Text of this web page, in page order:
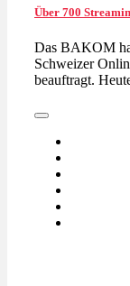
Über 700
Das BAKOM
Schweizer
beauftragt.